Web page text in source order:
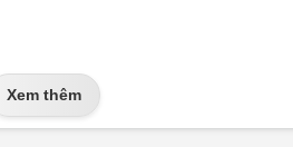
Xem thêm